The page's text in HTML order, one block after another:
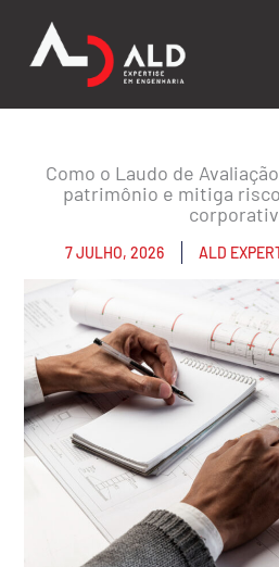
Como o Laudo de
patrimônio e mitiga
7 JULHO, 2026 ALD